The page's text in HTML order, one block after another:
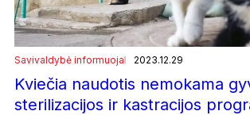
Savivaldybė informuoja 2023.12.29
Kviečia naudotis nemokama
sterilizacijos ir kastracijos